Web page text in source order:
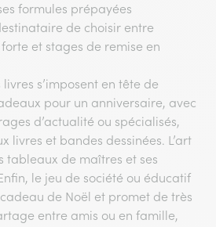
formules prépayées
de choisir entre
et stages de remise en
livres s’imposent en tête de
pour un anniversaire, avec
d’actualité ou spécialisés,
livres et bandes dessinées. L’art
tableaux de maîtres et ses
le jeu de société ou éducatif
de Noël et promet de très
entre amis ou en famille,